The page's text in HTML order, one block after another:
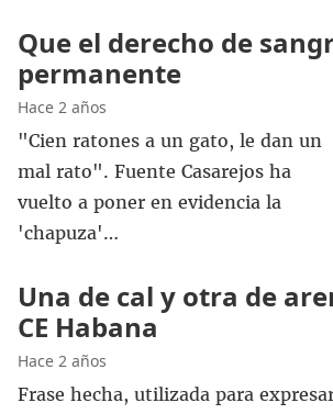
Que el derecho de
permanente
Hace 2 años
"Cien ratones a un gato, le dan un
mal rato". Fuente Casarejos ha
vuelto a poner en evidencia la
'chapuza'…
Una de cal y otra de
CE Habana
Hace 2 años
Frase hecha, utilizada para